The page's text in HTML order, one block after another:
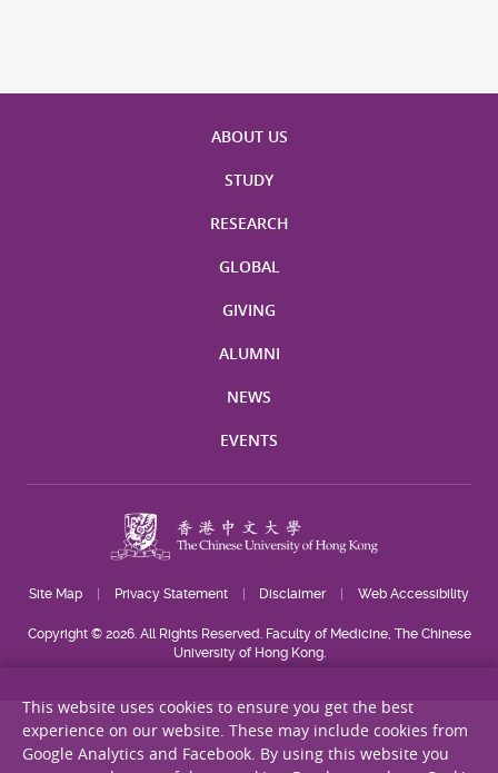
ABOUT US
STUDY
RESEARCH
GLOBAL
GIVING
ALUMNI
NEWS
EVENTS
Site Map Privacy Statement Disclaimer Web Accessibility
Copyright © 2026. All Rights Reserved. Faculty of Medicine, The Chinese
University of Hong Kong.
This website uses cookies to ensure you get the best
experience on our website. These may include cookies from
Google Analytics and Facebook. By using this website you